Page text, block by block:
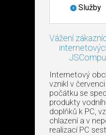
Služby
Vážení
Internetový
vznikl v
počátku se
produkty
doplňků k PC,
chlazení a v
realizací PC